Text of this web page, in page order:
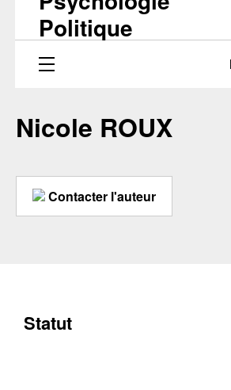
Politique
Nicole ROUX
Contacter l'auteur
Statut